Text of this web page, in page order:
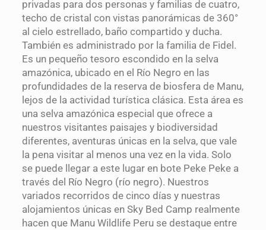
privadas para dos personas y familias de cuatro,
techo de cristal con vistas panorámicas de 360°
al cielo estrellado, baño compartido y ducha.
También es administrado por la familia de Fidel.
Es un pequeño tesoro escondido en la selva
amazónica, ubicado en el Río Negro en las
profundidades de la reserva de biosfera de Manu,
lejos de la actividad turística clásica. Esta área es
una selva amazónica especial que ofrece a
nuestros visitantes paisajes y biodiversidad
diferentes, aventuras únicas en la selva, que vale
la pena visitar al menos una vez en la vida. Solo
se puede llegar a este lugar en bote Peke Peke a
través del Río Negro (río negro). Nuestros
variados recorridos de cinco días y nuestras
alojamientos únicas en Sky Bed Camp realmente
hacen que Manu Wildlife Peru se destaque entre